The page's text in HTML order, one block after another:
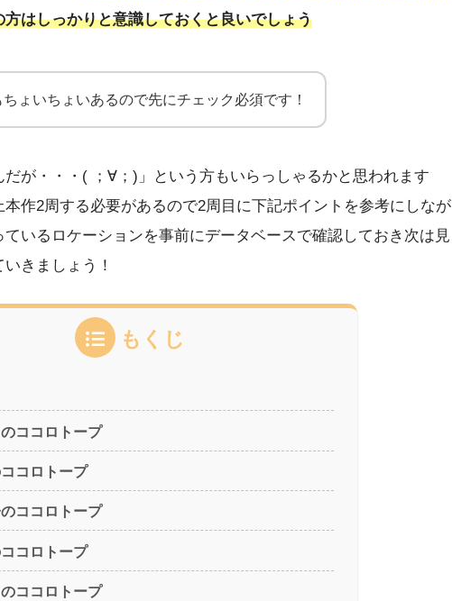
はしっかりと意識しておくと良いでしょう
ょいちょいあるので先にチェック必須です！
だが・・・( ；∀；)」という方もいらっしゃるかと思われます
作2周する必要があるので2周目に下記ポイントを参考にしなが
いるロケーションを事前にデータベースで確認しておき次は見
きましょう！
もくじ
ココロトープ
コロトープ
のココロトープ
コロトープ
ココロトープ